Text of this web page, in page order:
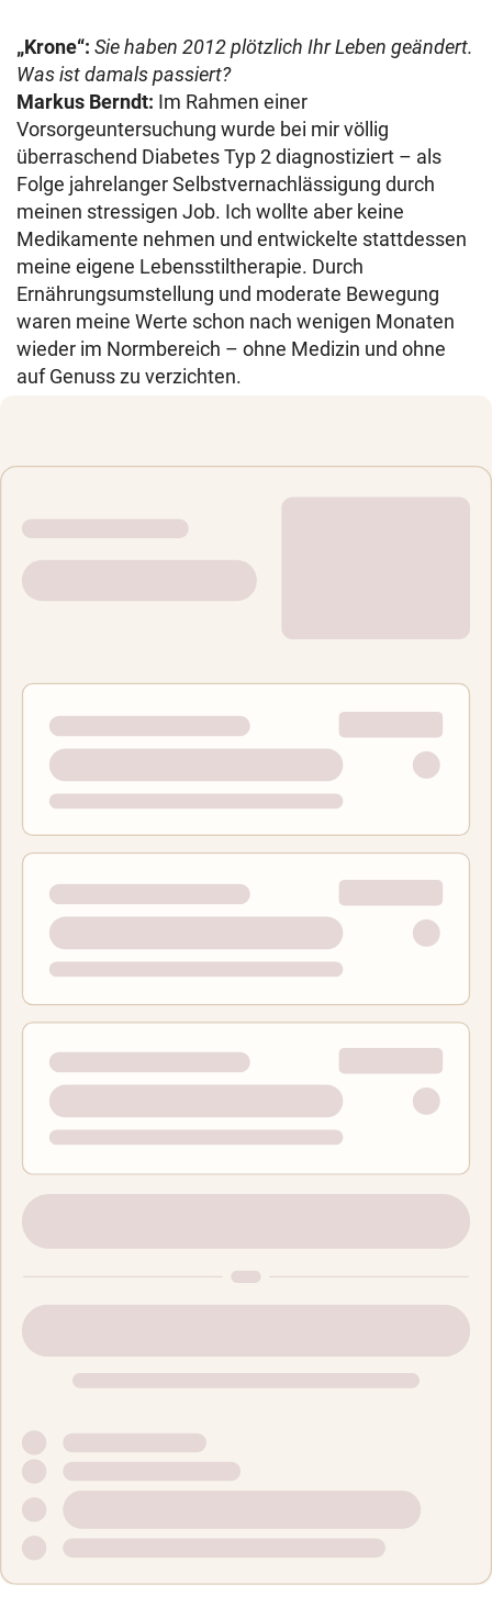
„Krone“: Sie haben 2012 plötzlich Ihr Leben geändert.
Was ist damals passiert?
Markus Berndt: Im Rahmen einer
Vorsorgeuntersuchung wurde bei mir völlig
überraschend Diabetes Typ 2 diagnostiziert – als
Folge jahrelanger Selbstvernachlässigung durch
meinen stressigen Job. Ich wollte aber keine
Medikamente nehmen und entwickelte stattdessen
meine eigene Lebensstiltherapie. Durch
Ernährungsumstellung und moderate Bewegung
waren meine Werte schon nach wenigen Monaten
wieder im Normbereich – ohne Medizin und ohne
auf Genuss zu verzichten.